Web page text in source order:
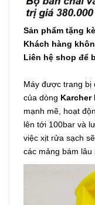
Sản phẩm tặng
Khách hàng
Liên hệ shop để
Máy được trang bị
của dòng Karcher
mạnh mẽ, hoạt
lên tới 100bar và
việc xịt rửa sạch
các mảng bám lâu